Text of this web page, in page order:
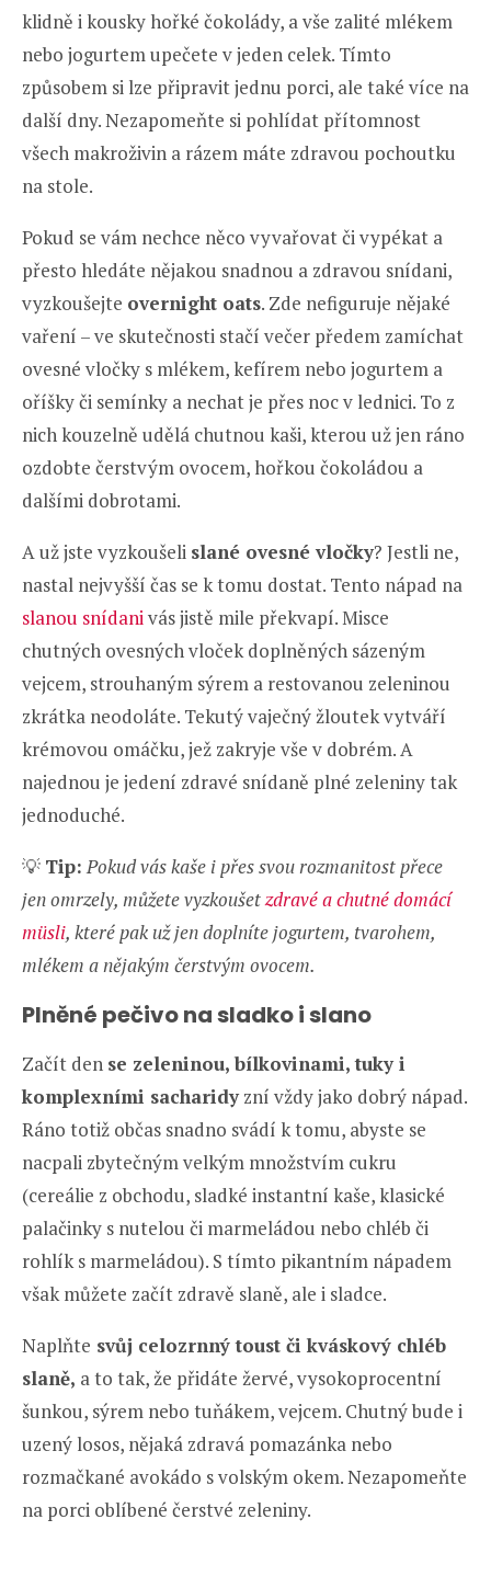
klidně i kousky hořké čokolády, a vše zalité mlékem
nebo jogurtem upečete v jeden celek. Tímto
způsobem si lze připravit jednu porci, ale také více na
další dny. Nezapomeňte si pohlídat přítomnost
všech makroživin a rázem máte zdravou pochoutku
na stole.
Pokud se vám nechce něco vyvařovat či vypékat a
přesto hledáte nějakou snadnou a zdravou snídani,
vyzkoušejte overnight oats. Zde nefiguruje nějaké
vaření – ve skutečnosti stačí večer předem zamíchat
ovesné vločky s mlékem, kefírem nebo jogurtem a
oříšky či semínky a nechat je přes noc v lednici. To z
nich kouzelně udělá chutnou kaši, kterou už jen ráno
ozdobte čerstvým ovocem, hořkou čokoládou a
dalšími dobrotami.
A už jste vyzkoušeli slané ovesné vločky? Jestli ne,
nastal nejvyšší čas se k tomu dostat. Tento nápad na
slanou snídanivás jistě mile překvapí. Misce
chutných ovesných vloček doplněných sázeným
vejcem, strouhaným sýrem a restovanou zeleninou
zkrátka neodoláte. Tekutý vaječný žloutek vytváří
krémovou omáčku, jež zakryje vše v dobrém. A
najednou je jedení zdravé snídaně plné zeleniny tak
jednoduché.
💡 Tip: Pokud vás kaše i přes svou rozmanitost přece
jen omrzely, můžete vyzkoušetzdravé a chutné domácí
müsli, které pak už jen doplníte jogurtem, tvarohem,
mlékem a nějakým čerstvým ovocem.
Plněné pečivo na sladko i slano
Začít den se zeleninou, bílkovinami, tuky i
komplexními sacharidyzní vždy jako dobrý nápad.
Ráno totiž občas snadno svádí k tomu, abyste se
nacpali zbytečným velkým množstvím cukru
(cereálie z obchodu, sladké instantní kaše, klasické
palačinky s nutelou či marmeládou nebo chléb či
rohlík s marmeládou). S tímto pikantním nápadem
však můžete začít zdravě slaně, ale i sladce.
Naplňte svůj celozrnný toust či kváskový chléb
slaně, a to tak, že přidáte žervé, vysokoprocentní
šunkou, sýrem nebo tuňákem, vejcem. Chutný bude i
uzený losos, nějaká zdravá pomazánka nebo
rozmačkané avokádo s volským okem. Nezapomeňte
na porci oblíbené čerstvé zeleniny.